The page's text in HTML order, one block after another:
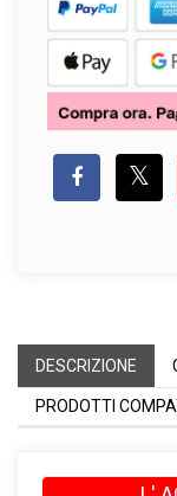
DESCRIZIONE
PRODOTTI